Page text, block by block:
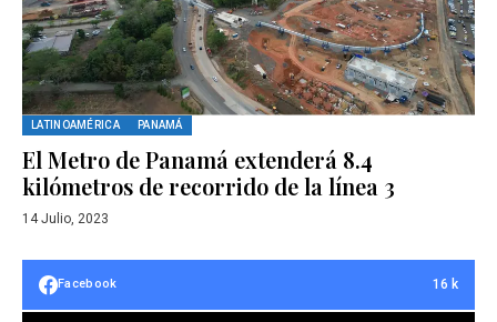
LATINOAMÉRICA PANAMÁ
El Metro de Panamá extenderá 8.4
kilómetros de recorrido de la línea 3
14 Julio, 2023
Facebook 16 k